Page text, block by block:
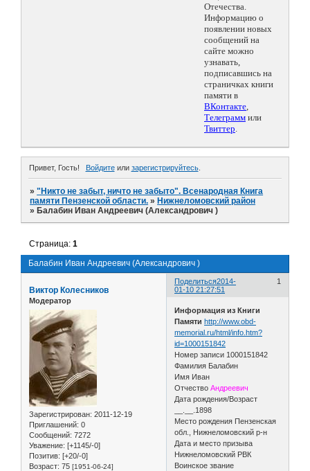
Отечества.
Информацию о
появлении новых
сообщений на
сайте можно
узнавать,
подписавшись на
страничках книги
памяти в
ВКонтакте,
Телеграмм или
Твиттер.
Привет, Гость! Войдитеили зарегистрируйтесь.
»"Никто не забыт, ничто не забыто". Всенародная Книга
памяти Пензенской области. » Нижнеломовский район
» Балабин Иван Андреевич (Александрович )
Балабин Иван Андреевич (Александрович )
Страница:1
Поделиться 1
2014-
01-10 21:27:51
Виктор Колесников
Модератор
Зарегистрирован: 2011-12-19
Приглашений: 0
Сообщений: 7272
Уважение: [+1145/-0]
Позитив: [+20/-0]
Возраст: 75 [1951-06-24]
Информация из Книги
Памяти http://www.obd-
memorial.ru/html/info.htm?
id=1000151842
Номер записи 1000151842
Фамилия Балабин
Имя Иван
ОтчествоАндреевич
Дата рождения/Возраст
__.__.1898
Место рождения Пензенская
обл., Нижнеломовский р-н
Дата и место призыва
Нижнеломовский РВК
Воинское звание